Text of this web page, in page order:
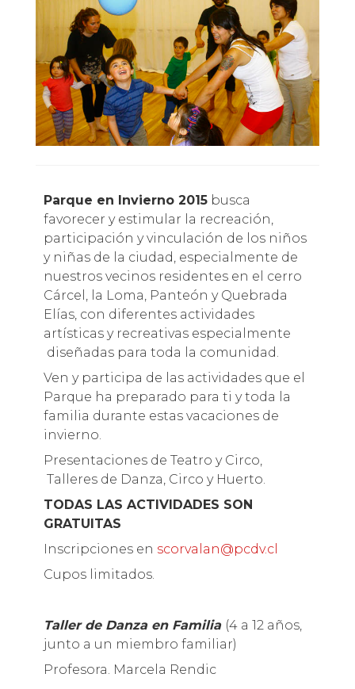
Parque en Invierno 2015busca
favorecer y estimular la recreación,
participación y vinculación de los niños
y niñas de la ciudad, especialmente de
nuestros vecinos residentes en el cerro
Cárcel, la Loma, Panteón y Quebrada
Elías, con diferentes actividades
artísticas y recreativas especialmente
diseñadas para toda la comunidad.
Ven y participa de las actividades que el
Parque ha preparado para ti y toda la
familia durante estas vacaciones de
invierno.
Presentaciones de Teatro y Circo,
Talleres de Danza, Circo y Huerto.
TODAS LAS ACTIVIDADES SON
GRATUITAS
Inscripciones en scorvalan@pcdv.cl
Cupos limitados.
Taller de Danza en Familia (4 a 12 años,
junto a un miembro familiar)
Profesora. Marcela Rendic